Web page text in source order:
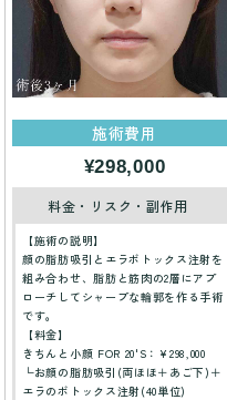
施術費用
¥298,000
料金・リスク・副作用
【施術の説明】
顔の脂肪吸引とエラボトックス注射を
組み合わせ、脂肪と筋肉の2層にアプ
ローチしてシャープな輪郭を作る手術
です。
【料金】
きちんと小顔 FOR 20'S：¥298,000
└お顔の脂肪吸引(両ほほ＋あご下)＋
エラのボトックス注射(40単位)